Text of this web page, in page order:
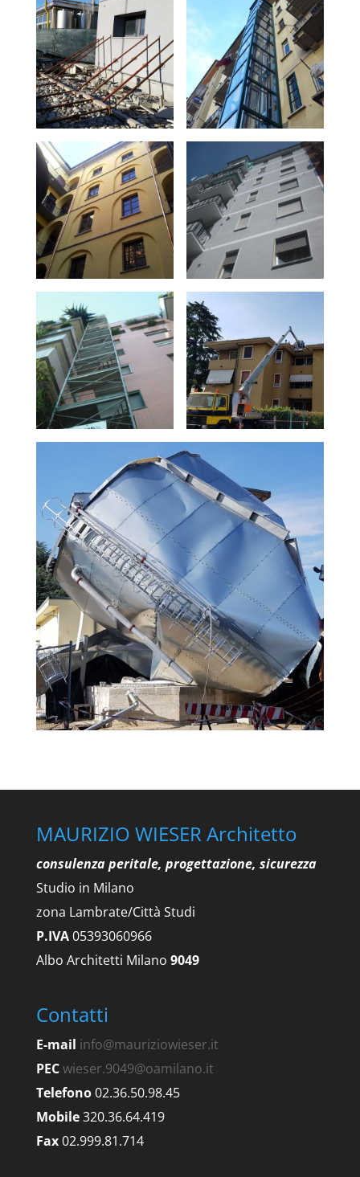
MAURIZIO WIESER Architetto
consulenza peritale, progettazione, sicurezza
Studio in Milano
zona Lambrate/Città Studi
P.IVA05393060966
Albo Architetti Milano 9049
Contatti
E-mail info@mauriziowieser.it
PECwieser.9049@oamilano.it
Telefono02.36.50.98.45
Mobile320.36.64.419
Fax02.999.81.714